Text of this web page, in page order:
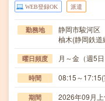
WEB登録OK 派遣
勤務地
静岡市駿河区
柚木(静岡鉄
曜日頻度 月～金（週5
時間 08:15～
期間 2026年09月